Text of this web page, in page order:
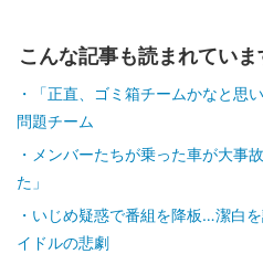
こんな記事も読まれていま
「正直、ゴミ箱チームかなと思
問題チーム
メンバーたちが乗った車が大事
た」
いじめ疑惑で番組を降板…潔白
イドルの悲劇